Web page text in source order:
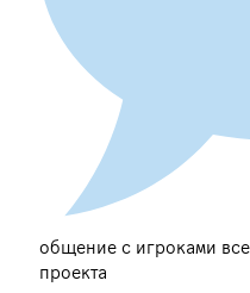
общение с игроками
проекта